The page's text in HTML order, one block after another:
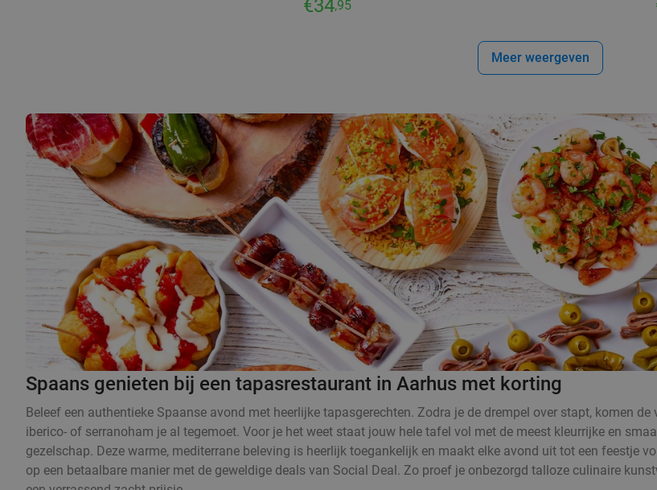
€34,95
Meer weergeven
Spaans genieten bij een tapasrestaurant in Aarhus met korting
Beleef een authentieke Spaanse avond met heerlijke tapasgerechten. Zodra je de drempel over stapt, komen
iberico- of serranoham je al tegemoet. Voor je het weet staat jouw hele tafel vol met de meest kleurrijke en
gezelschap. Deze warme, mediterrane beleving is heerlijk toegankelijk en maakt elke avond uit tot een feestje
op een betaalbare manier met de geweldige deals van Social Deal. Zo proef je onbezorgd talloze culinaire